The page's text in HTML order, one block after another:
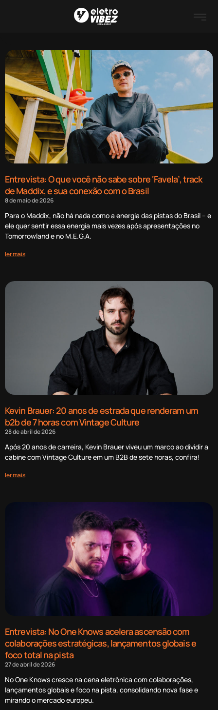
Entrevista: O que você não sabe sobre ‘Favela’, track
de Maddix, e sua conexão com o Brasil
8 de maio de 2026
Para o Maddix, não há nada como a energia das pistas do Brasil – e
ele quer sentir essa energia mais vezes após apresentações no
Tomorrowland e no M.E.G.A.
ler mais
Kevin Brauer: 20 anos de estrada que renderam um
b2b de 7 horas com Vintage Culture
28 de abril de 2026
Após 20 anos de carreira, Kevin Brauer viveu um marco ao dividir a
cabine com Vintage Culture em um B2B de sete horas, confira!
ler mais
Entrevista: No One Knows acelera ascensão com
colaborações estratégicas, lançamentos globais e
foco total na pista
27 de abril de 2026
No One Knows cresce na cena eletrônica com colaborações,
lançamentos globais e foco na pista, consolidando nova fase e
mirando o mercado europeu.